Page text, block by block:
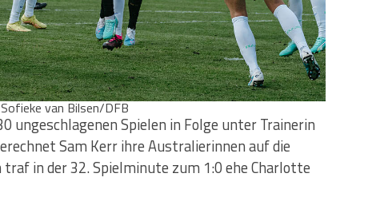
van Bilsen/DFB
ungeschlagenen Spielen in Folge unter Trainerin
Sam Kerr ihre Australierinnen auf die
in der 32. Spielminute zum 1:0 ehe Charlotte